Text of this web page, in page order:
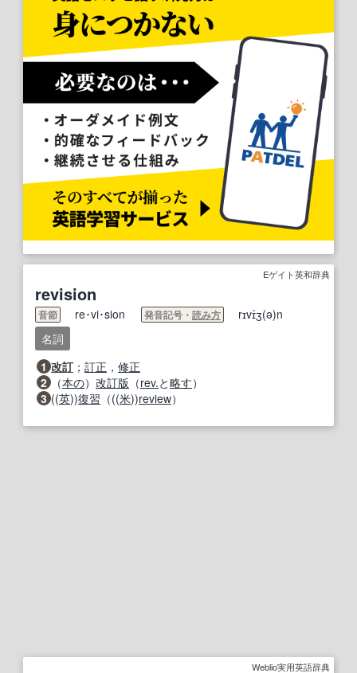
Eゲイト英和辞典
revision
音節 re･vi･sion 発音記号・ 読み方
rɪvɪ́ʒ(ə)n
名詞
1 改訂； 訂正 ， 修正
2
（本の） 改訂版 （rev.と略す）
3 ((英))復習 （((米))review）
Weblio実用英語辞典